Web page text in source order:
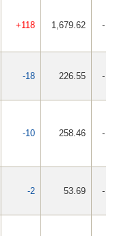
+118 1,679.62 -
-18 226.55 -
-10 258.46 -
-2 53.69 -